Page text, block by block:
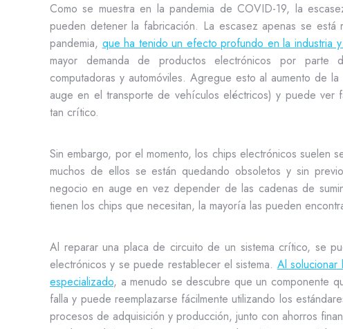
Como se muestra en la pandemia de COVID-19, la
pueden detener la fabricación. La escasez apenas se
pandemia, que ha tenido un efecto profundo en la industria
mayor demanda de productos electrónicos por parte
computadoras y automóviles. Agregue esto al aumento de
auge en el transporte de vehículos eléctricos) y puede ver
tan crítico.
Sin embargo, por el momento, los chips electrónicos suelen
muchos de ellos se están quedando obsoletos y sin
negocio en auge en vez depender de las cadenas de
tienen los chips que necesitan, la mayoría las pueden
Al reparar una placa de circuito de un sistema crítico, se
electrónicos y se puede restablecer el sistema. Al solucionar
especializado, a menudo se descubre que un componente
falla y puede reemplazarse fácilmente utilizando los
procesos de adquisición y producción, junto con ahorros